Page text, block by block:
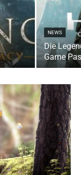
NEWS
Die
Game